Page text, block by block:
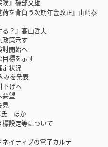
険』磯部文雄
を背負う次期年金改正』山﨑泰
る？』高山哲夫
政策示す
討開始へ
目標を示す
定状況
みを発表
下げへ
要望
見
氏 ほか
標設定等について
ネイティブの電子カルテ